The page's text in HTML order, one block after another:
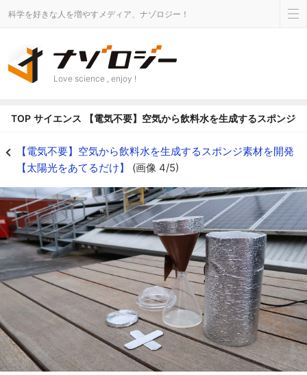
科学を好きな人を増やすメディア、ナゾロジー！
Love science , enjoy !
TOP サイエンス 【電気不要】空気から飲料水を生成するスポンジ
【電気不要】空気から飲料水を生成するスポンジ素材を開発
【太陽光をあてるだけ】 (画像 4/5)